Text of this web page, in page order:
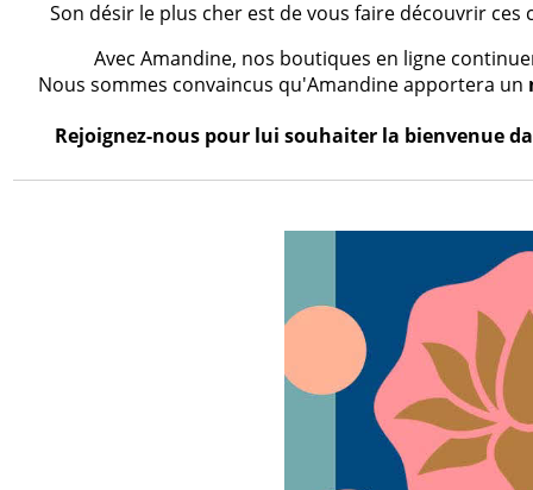
Son désir le plus cher est de vous faire découvrir
Avec Amandine, nos boutiques en ligne
Nous sommes convaincus qu'Amandine apportera un
Rejoignez-nous pour lui souhaiter la bienvenue